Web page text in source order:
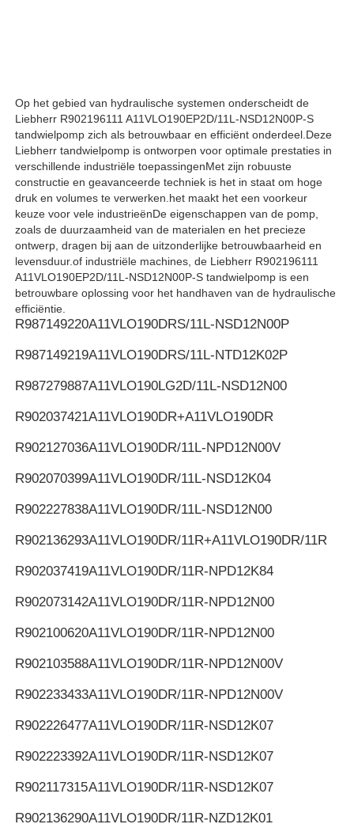
Offerte Aanvragen
Rexroth Hydraulische Pomp
Parker Hydraulic Pump
Vickers Hydraulische Pomp
Rexroth hydraulische klep
Rexroth filter accessoires
Op het gebied van hydraulische systemen onderscheidt de
Liebherr R902196111 A11VLO190EP2D/11L-NSD12N00P-S
tandwielpomp zich als betrouwbaar en efficiënt onderdeel.Deze
Liebherr tandwielpomp is ontworpen voor optimale prestaties in
verschillende industriële toepassingenMet zijn robuuste
constructie en geavanceerde techniek is het in staat om hoge
druk en volumes te verwerken.het maakt het een voorkeur
keuze voor vele industrieënDe eigenschappen van de pomp,
zoals de duurzaamheid van de materialen en het precieze
ontwerp, dragen bij aan de uitzonderlijke betrouwbaarheid en
levensduur.of industriële machines, de Liebherr R902196111
A11VLO190EP2D/11L-NSD12N00P-S tandwielpomp is een
betrouwbare oplossing voor het handhaven van de hydraulische
efficiëntie.
R987149220A11VLO190DRS/11L-NSD12N00P
R987149219A11VLO190DRS/11L-NTD12K02P
R987279887A11VLO190LG2D/11L-NSD12N00
R902037421A11VLO190DR+A11VLO190DR
R902127036A11VLO190DR/11L-NPD12N00V
R902070399A11VLO190DR/11L-NSD12K04
R902227838A11VLO190DR/11L-NSD12N00
R902136293A11VLO190DR/11R+A11VLO190DR/11R
R902037419A11VLO190DR/11R-NPD12K84
R902073142A11VLO190DR/11R-NPD12N00
R902100620A11VLO190DR/11R-NPD12N00
R902103588A11VLO190DR/11R-NPD12N00V
R902233433A11VLO190DR/11R-NPD12N00V
R902226477A11VLO190DR/11R-NSD12K07
R902223392A11VLO190DR/11R-NSD12K07
R902117315A11VLO190DR/11R-NSD12K07
R902136290A11VLO190DR/11R-NZD12K01